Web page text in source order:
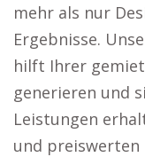
mehr als nur
Ergebnisse.
hilft Ihrer
generieren und
Leistungen
und preiswerten